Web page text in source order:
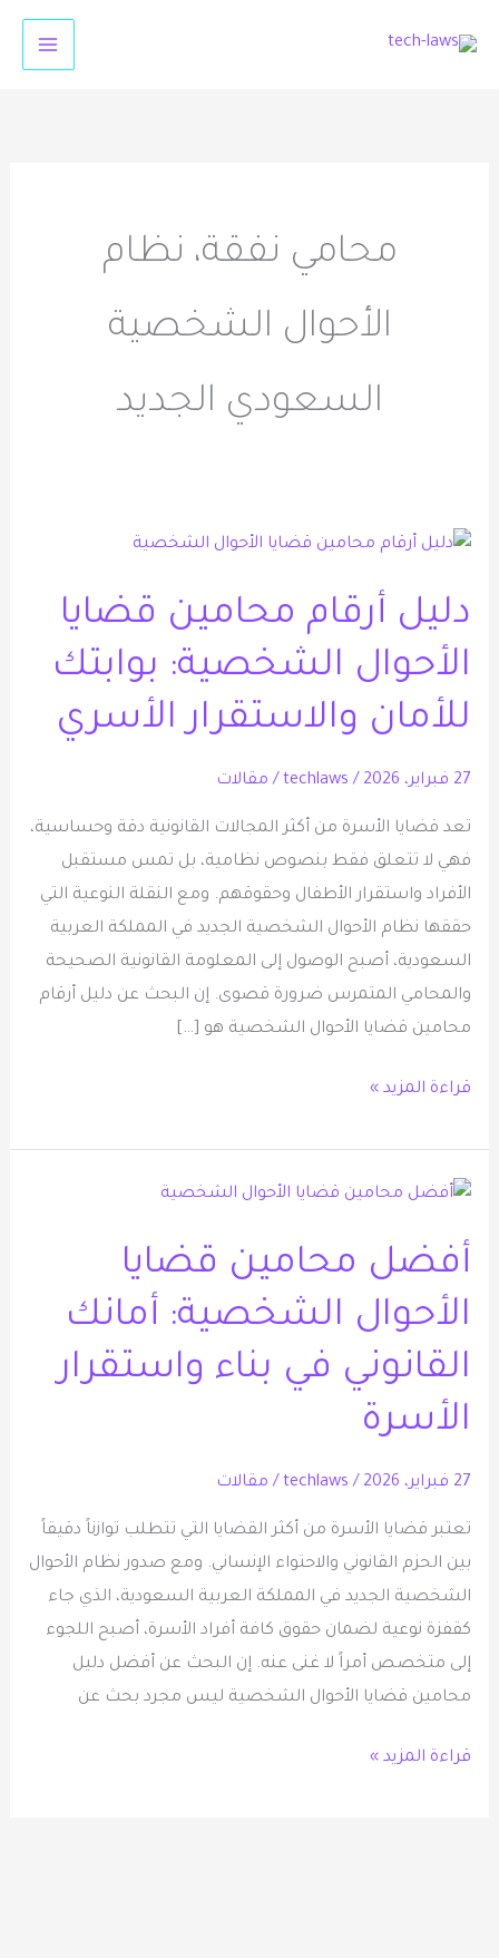
محامي نفقة، نظام
الأحوال الشخصية
السعودي الجديد
دليل أرقام محامين قضايا
الأحوال الشخصية: بوابتك
للأمان والاستقرار الأسري
27 فبراير، 2026 /
techlaws
/ مقالات
تعد قضايا الأسرة من أكثر المجالات القانونية دقة وحساسية،
فهي لا تتعلق فقط بنصوص نظامية، بل تمس مستقبل
الأفراد واستقرار الأطفال وحقوقهم. ومع النقلة النوعية التي
حققها نظام الأحوال الشخصية الجديد في المملكة العربية
السعودية، أصبح الوصول إلى المعلومة القانونية الصحيحة
والمحامي المتمرس ضرورة قصوى. إن البحث عن دليل أرقام
محامين قضايا الأحوال الشخصية هو […]
دليل
محامين
قضايا
الأحوال
الشخصية:
للأمان
قراءة المزيد »
أفضل محامين قضايا
الأحوال الشخصية: أمانك
القانوني في بناء واستقرار
الأسرة
27 فبراير، 2026 /
techlaws
/ مقالات
تعتبر قضايا الأسرة من أكثر القضايا التي تتطلب توازناً دقيقاً
بين الحزم القانوني والاحتواء الإنساني. ومع صدور نظام الأحوال
الشخصية الجديد في المملكة العربية السعودية، الذي جاء
كقفزة نوعية لضمان حقوق كافة أفراد الأسرة، أصبح اللجوء
إلى متخصص أمراً لا غنى عنه. إن البحث عن أفضل دليل
محامين قضايا الأحوال الشخصية ليس مجرد بحث عن
أفضل
قضايا
الأحوال
الشخصية:
أمانك
في
واستقرار
الأسرة
قراءة المزيد »